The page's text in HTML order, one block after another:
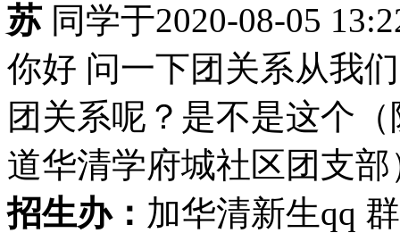
苏同学于2020-08-05
你好 问一下团关系从我
团关系呢？是不是这个
道华清学府城社区团支部
招生办： 加华清新生qq